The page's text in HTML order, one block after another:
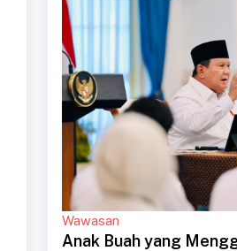
Wawasan
Anak Buah yang